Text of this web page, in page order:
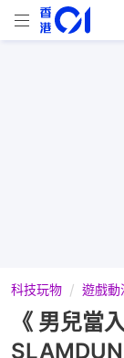
科技玩物 遊戲動
《 男兒當